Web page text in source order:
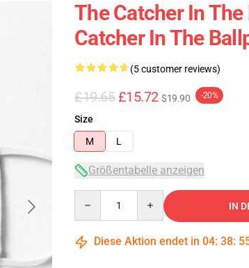
The Catcher In
Catcher In The
(5 customer reviews)
£19.65 £15.72 $19.90 -20%
Size
M
L
Größentabelle anzeigen
IN
Diese Aktion endet in 04: 38: